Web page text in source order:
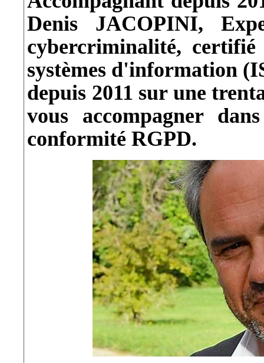
Denis JACOPINI,
cybercriminalité,
systèmes d'information
depuis 2011 sur une
vous accompagner
conformité RGPD.